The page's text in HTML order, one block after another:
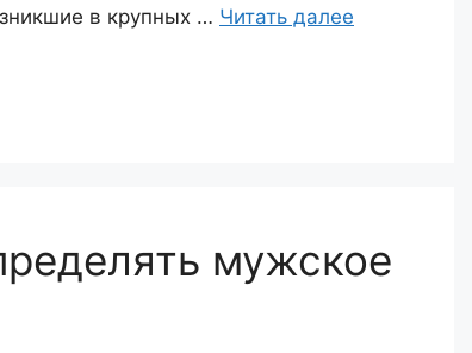
в крупных … Читать далее
мужское